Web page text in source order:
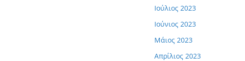
Ιούλιος 2023
Ιούνιος 2023
Μάιος 2023
Απρίλιος 2023